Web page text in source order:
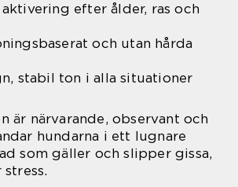
aktivering efter ålder, ras och
och utan hårda
stabil ton i alla situationer
är närvarande, observant och
hundarna i ett lugnare
som gäller och slipper gissa,